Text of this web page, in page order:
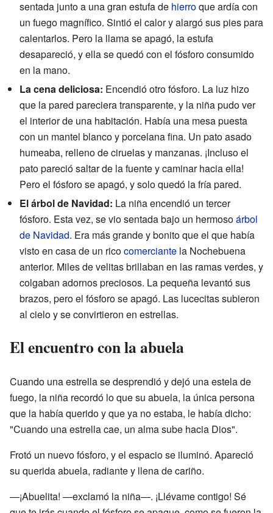
sentada junto a una gran estufa de hierroque ardía con
un fuego magnífico. Sintió el calor y alargó sus pies para
calentarlos. Pero la llama se apagó, la estufa
desapareció, y ella se quedó con el fósforo consumido
en la mano.
La cena deliciosa: Encendió otro fósforo. La luz hizo
que la pared pareciera transparente, y la niña pudo ver
el interior de una habitación. Había una mesa puesta
con un mantel blanco y porcelana fina. Un pato asado
humeaba, relleno de ciruelas y manzanas. ¡Incluso el
pato pareció saltar de la fuente y caminar hacia ella!
Pero el fósforo se apagó, y solo quedó la fría pared.
El árbol de Navidad: La niña encendió un tercer
fósforo. Esta vez, se vio sentada bajo un hermosoárbol
de Navidad. Era más grande y bonito que el que había
visto en casa de un ricocomerciante la Nochebuena
anterior. Miles de velitas brillaban en las ramas verdes, y
colgaban adornos preciosos. La pequeña levantó sus
brazos, pero el fósforo se apagó. Las lucecitas subieron
al cielo y se convirtieron en estrellas.
El encuentro con la abuela
Cuando una estrella se desprendió y dejó una estela de
fuego, la niña recordó lo que su abuela, la única persona
que la había querido y que ya no estaba, le había dicho:
"Cuando una estrella cae, un alma sube hacia Dios".
Frotó un nuevo fósforo, y el espacio se iluminó. Apareció
su querida abuela, radiante y llena de cariño.
—¡Abuelita! —exclamó la niña—. ¡Llévame contigo! Sé